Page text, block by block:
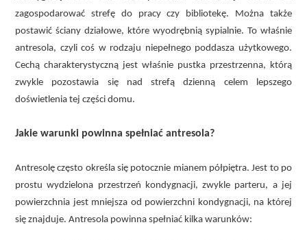
zagospodarować strefę do pracy czy bibliotekę. Można także
postawić ściany działowe, które wyodrębnią sypialnie. To właśnie
antresola, czyli coś w rodzaju niepełnego poddasza użytkowego.
Cechą charakterystyczną jest właśnie pustka przestrzenna, którą
zwykle pozostawia się nad strefą dzienną celem lepszego
doświetlenia tej części domu.
Jakie warunki powinna spełniać antresola?
Antresolę często określa się potocznie mianem półpiętra. Jest to po
prostu wydzielona przestrzeń kondygnacji, zwykle parteru, a jej
powierzchnia jest mniejsza od powierzchni kondygnacji, na której
się znajduje. Antresola powinna spełniać kilka warunków: